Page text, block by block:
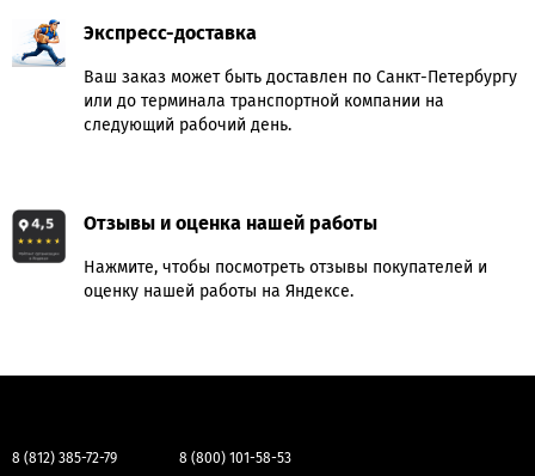
Экспресс-доставка
Ваш заказ может быть доставлен по Санкт-Петербургу
или до терминала транспортной компании на
следующий рабочий день.
Отзывы и оценка нашей работы
Нажмите, чтобы посмотреть отзывы покупателей и
оценку нашей работы на Яндексе.
8 (812) 385-72-79 8 (800) 101-58-53